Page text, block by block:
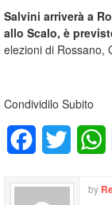
Salvini arriverà a
allo Scalo, è
elezioni di Rossano,
Condividilo Subito
FacebookTwitter
by